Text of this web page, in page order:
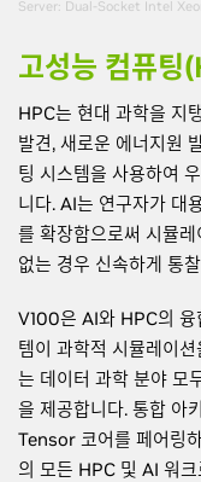
Server: Dual-Socket Intel
고성능 컴퓨팅
HPC는 현대 과학을 지
발견, 새로운 에너지원
팅 시스템을 사용하여
니다. AI는 연구자가 대
를 확장함으로써 시뮬
없는 경우 신속하게 통
V100은 AI와 HPC의 융
템이 과학적 시뮬레이
는 데이터 과학 분야 모
을 제공합니다. 통합 아
Tensor 코어를 페어링
의 모든 HPC 및 AI 워